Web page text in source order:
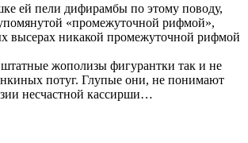
ей пели дифирамбы по этому поводу,
«промежуточной рифмой»,
высерах никакой промежуточной рифмой
штатные жополизы фигурантки так и не
потуг. Глупые они, не понимают
несчастной кассирши…